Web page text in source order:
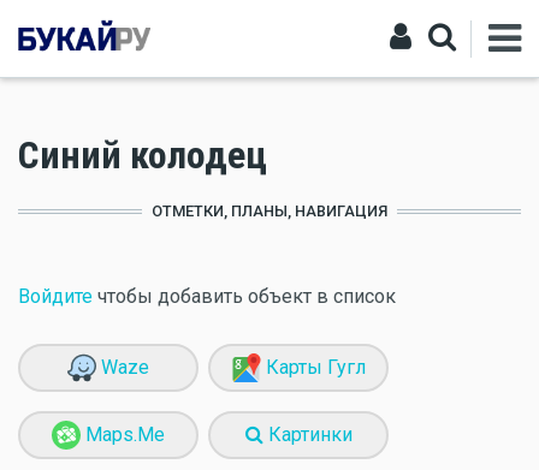
Синий колодец
ОТМЕТКИ, ПЛАНЫ, НАВИГАЦИЯ
Войдите чтобы добавить объект в список
Waze Карты Гугл
Maps.Me Картинки